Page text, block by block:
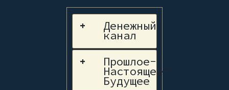
+ Денежный
канал
+ Прошлое-
Настоящее-
Будущее